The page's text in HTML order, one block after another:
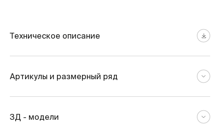
Техническое описание
Артикулы и размерный ряд
3Д - модели